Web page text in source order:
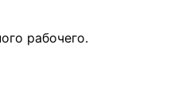
рабочего.